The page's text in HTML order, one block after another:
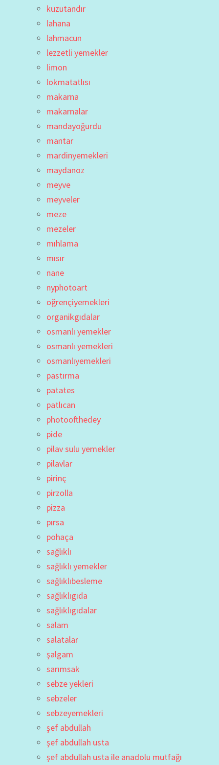
kuzutandır
lahana
lahmacun
lezzetli yemekler
limon
lokmatatlısı
makarna
makarnalar
mandayoğurdu
mantar
mardinyemekleri
maydanoz
meyve
meyveler
meze
mezeler
mıhlama
mısır
nane
nyphotoart
oğrençiyemekleri
organikgıdalar
osmanlı yemekler
osmanlı yemekleri
osmanlıyemekleri
pastırma
patates
patlıcan
photoofthedey
pide
pilav sulu yemekler
pilavlar
pirinç
pirzolla
pizza
pırsa
pohaça
sağlıklı
sağlıklı yemekler
sağlıklıbesleme
sağlıklıgıda
sağlıklıgıdalar
salam
salatalar
şalgam
sarımsak
sebze yekleri
sebzeler
sebzeyemekleri
şef abdullah
şef abdullah usta
şef abdullah usta ile anadolu mutfağı